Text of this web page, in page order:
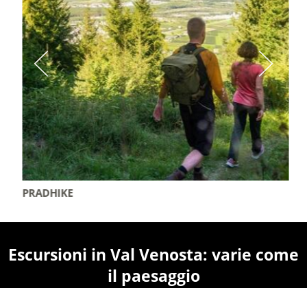
PRADHIKE
Escursioni in Val Venosta: varie come
il paesaggio